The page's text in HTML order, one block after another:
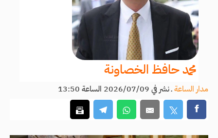
محمد حافظ الخصاونة
مدار الساعةـنشر في 2026/07/09 الساعة 13:50